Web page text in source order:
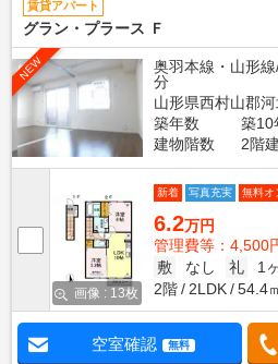
賃貸アパート
グラン・プラース Ｆ
NEW
奥羽本線・山形
分
山形県西村山郡
築年数
築10
建物階数
2階建
画像 : 13枚
新着 写真充実 無料オ
6.2万円
管理費等：4,500
敷
なし 礼
1
2階
2LDK 54.4
空室確認 無料